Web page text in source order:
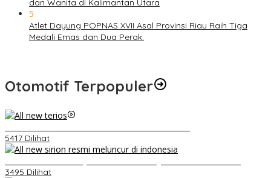
dan Wanita di Kalimantan Utara
5
Atlet Dayung POPNAS XVII Asal Provinsi Riau Raih Tiga
Medali Emas dan Dua Perak.
Otomotif Terpopuler
5417 Dilihat
3495 Dilihat